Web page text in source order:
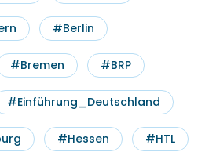
#Berlin
#Bremen #BRP
#Einführung_Deutschland
#Hessen #HTL